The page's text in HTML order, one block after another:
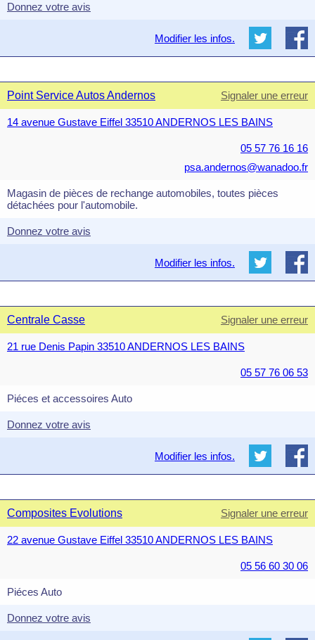
Donnez votre avis
Modifier les infos.
Point Service Autos Andernos Signaler une erreur
14 avenue Gustave Eiffel 33510 ANDERNOS LES BAINS
05 57 76 16 16
psa.andernos@wanadoo.fr
Magasin de pièces de rechange automobiles, toutes pièces
détachées pour l'automobile.
Donnez votre avis
Modifier les infos.
Centrale Casse Signaler une erreur
21 rue Denis Papin 33510 ANDERNOS LES BAINS
05 57 76 06 53
Piéces et accessoires Auto
Donnez votre avis
Modifier les infos.
Composites Evolutions Signaler une erreur
22 avenue Gustave Eiffel 33510 ANDERNOS LES BAINS
05 56 60 30 06
Piéces Auto
Donnez votre avis